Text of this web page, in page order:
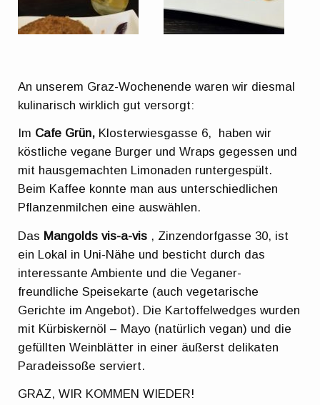
An unserem Graz-Wochenende waren wir diesmal
kulinarisch wirklich gut versorgt:
Im Cafe Grün, Klosterwiesgasse 6, haben wir
köstliche vegane Burger und Wraps gegessen und
mit hausgemachten Limonaden runtergespült.
Beim Kaffee konnte man aus unterschiedlichen
Pflanzenmilchen eine auswählen.
Das Mangolds vis-a-vis , Zinzendorfgasse 30, ist
ein Lokal in Uni-Nähe und besticht durch das
interessante Ambiente und die Veganer-
freundliche Speisekarte (auch vegetarische
Gerichte im Angebot). Die Kartoffelwedges wurden
mit Kürbiskernöl – Mayo (natürlich vegan) und die
gefüllten Weinblätter in einer äußerst delikaten
Paradeissoße serviert.
GRAZ, WIR KOMMEN WIEDER!